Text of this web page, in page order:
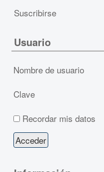
Suscribirse
Usuario
Nombre de usuario
Clave
Recordar mis datos